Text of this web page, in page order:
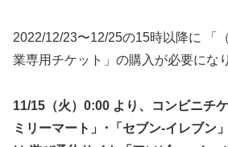
2022/12/23〜12/25の15時以降に 「
業専用チケット」の購入が必要にな
11/15（火）0:00 より、コンビニチ
ミリーマート」･「セブン-イレブン